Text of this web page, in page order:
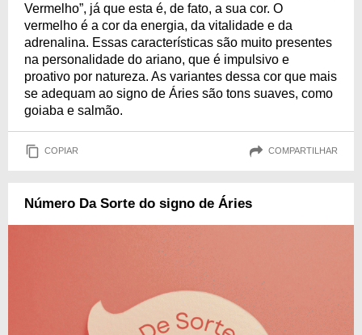
Vermelho”, já que esta é, de fato, a sua cor. O
vermelho é a cor da energia, da vitalidade e da
adrenalina. Essas características são muito presentes
na personalidade do ariano, que é impulsivo e
proativo por natureza. As variantes dessa cor que mais
se adequam ao signo de Áries são tons suaves, como
goiaba e salmão.
COPIAR COMPARTILHAR
Número Da Sorte do signo de Áries